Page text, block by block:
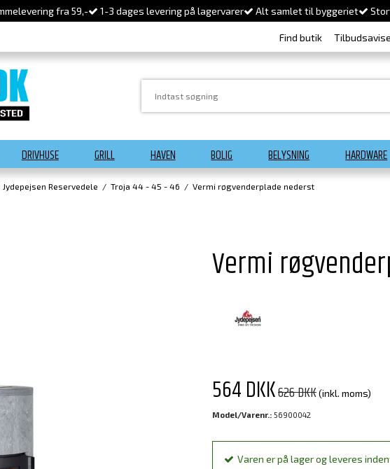
fra 59,- 1-3 dages levering på lagervarer Alt samlet til byggeriet
Find butik
DRIVHUSE GRILL HAVEN BOLIG BELYSNING HARDWARE
Jydepejsen Reservedele / Troja 44 - 45 - 46 / Vermi røgvenderplade nederst
Vermi
564 DKK626 DKK(inkl. moms)
Model/Varenr.: 56900042
Varen er på lager og leveres